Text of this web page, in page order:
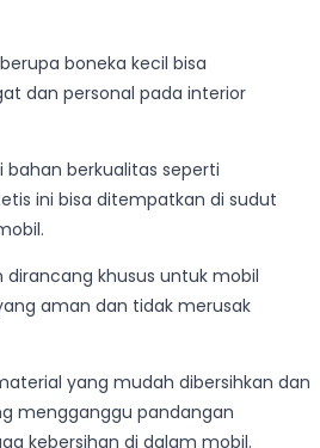
boneka kecil bisa
dan personal pada interior
berkualitas seperti
ini bisa ditempatkan di sudut
dirancang khusus untuk mobil
aman dan tidak merusak
yang mudah dibersihkan dan
mengganggu pandangan
kebersihan di dalam mobil.